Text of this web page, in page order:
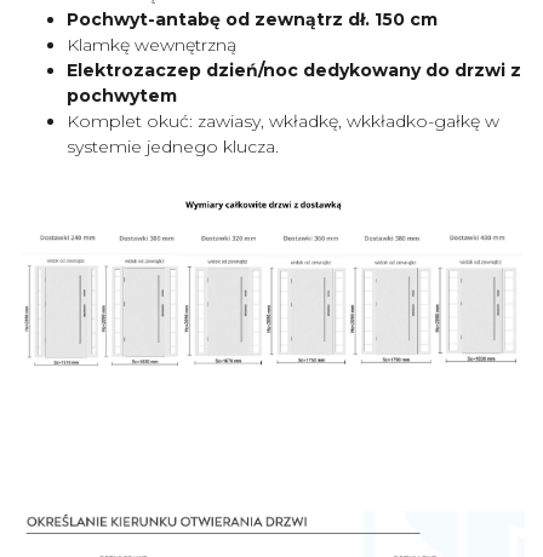
Pochwyt-antabę od zewnątrz dł. 150 cm
Klamkę wewnętrzną
Elektrozaczep dzień/noc dedykowany do drzwi z
pochwytem
Komplet okuć: zawiasy, wkładkę, wkkładko-gałkę w
systemie jednego klucza.